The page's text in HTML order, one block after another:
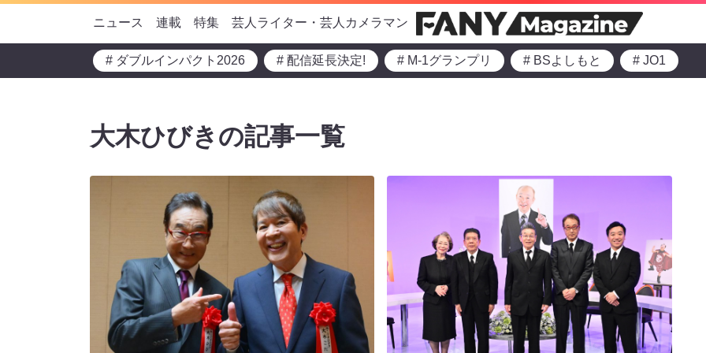
ニュース 連載 特集 芸人ライター・芸人カメラマン
# ダブルインパクト2026 # 配信延長決定! # M-1グランプリ # BSよしもと # JO1
大木ひびきの記事一覧